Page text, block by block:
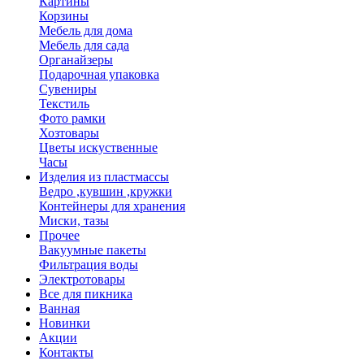
Корзины
Мебель для дома
Мебель для сада
Органайзеры
Подарочная упаковка
Сувениры
Текстиль
Фото рамки
Хозтовары
Цветы искуственные
Часы
Изделия из пластмассы
Ведро ,кувшин ,кружки
Контейнеры для хранения
Миски, тазы
Прочее
Вакуумные пакеты
Фильтрация воды
Электротовары
Все для пикника
Ванная
Новинки
Акции
Контакты